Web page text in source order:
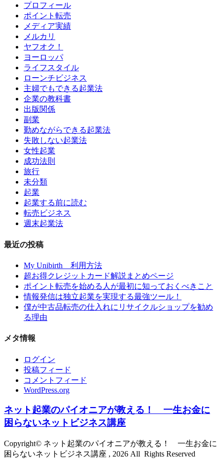
プロフィール
ポイント転売
メディア実績
メルカリ
ヤフオク！
ヨーロッパ
ライフスタイル
ローンチビジネス
主婦でもできる起業法
企業の教科書
出版関係
副業
勤めながらできる起業法
失敗しない起業法
女性起業
成功法則
旅行
未分類
起業
起業する前に読む
転売ビジネス
週末起業法
最近の投稿
My Unibirth 利用方法
超お得クレジットカード解説まとめページ
ポイント転売を始める人が最初に知っておくべきこと
情報発信は独立起業を実現する最強ツール！
僕が中古品転売の仕入れにリサイクルショップを勧め
る理由
メタ情報
ログイン
投稿フィード
コメントフィード
WordPress.org
ネット起業のパイオニアが教える！ 一生お金に
困らないネットビジネス講座
Copyright© ネット起業のパイオニアが教える！ 一生お金に
困らないネットビジネス講座 , 2026 All Rights Reserved